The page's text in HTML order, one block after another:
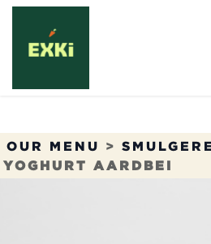
Overslaan naar inhoud
OUR MENU >
YOGHURT AARDBEI